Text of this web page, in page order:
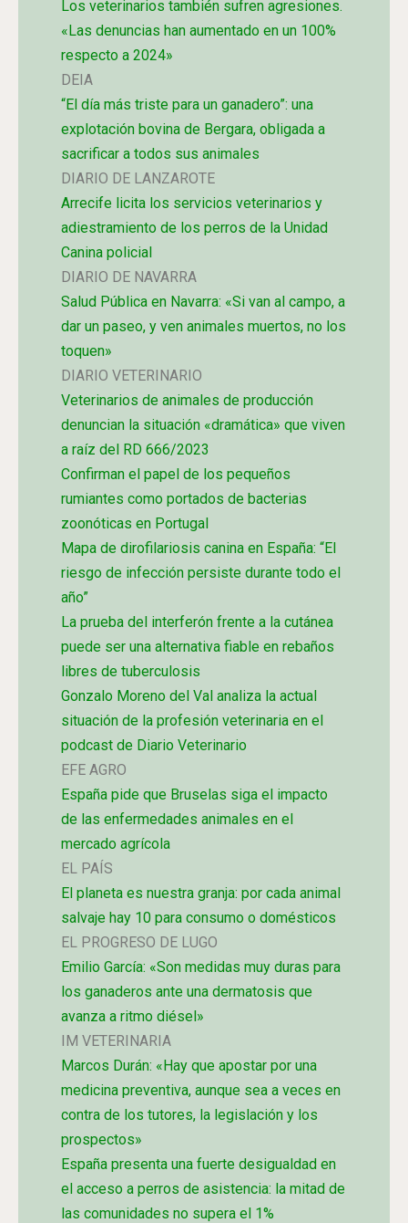
Los veterinarios también sufren agresiones.
«Las denuncias han aumentado en un 100%
respecto a 2024»
DEIA
“El día más triste para un ganadero”: una
explotación bovina de Bergara, obligada a
sacrificar a todos sus animales
DIARIO DE LANZAROTE
Arrecife licita los servicios veterinarios y
adiestramiento de los perros de la Unidad
Canina policial
DIARIO DE NAVARRA
Salud Pública en Navarra: «Si van al campo, a
dar un paseo, y ven animales muertos, no los
toquen»
DIARIO VETERINARIO
Veterinarios de animales de producción
denuncian la situación «dramática» que viven
a raíz del RD 666/2023
Confirman el papel de los pequeños
rumiantes como portados de bacterias
zoonóticas en Portugal
Mapa de dirofilariosis canina en España: “El
riesgo de infección persiste durante todo el
año”
La prueba del interferón frente a la cutánea
puede ser una alternativa fiable en rebaños
libres de tuberculosis
Gonzalo Moreno del Val analiza la actual
situación de la profesión veterinaria en el
podcast de Diario Veterinario
EFE AGRO
España pide que Bruselas siga el impacto
de las enfermedades animales en el
mercado agrícola
EL PAÍS
El planeta es nuestra granja: por cada animal
salvaje hay 10 para consumo o domésticos
EL PROGRESO DE LUGO
Emilio García: «Son medidas muy duras para
los ganaderos ante una dermatosis que
avanza a ritmo diésel»
IM VETERINARIA
Marcos Durán: «Hay que apostar por una
medicina preventiva, aunque sea a veces en
contra de los tutores, la legislación y los
prospectos»
España presenta una fuerte desigualdad en
el acceso a perros de asistencia: la mitad de
las comunidades no supera el 1%